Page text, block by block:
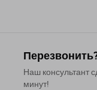
Наш консультант
минут!